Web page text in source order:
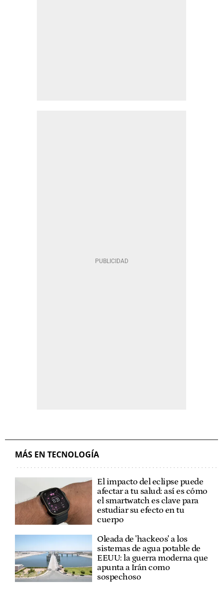
MÁS EN TECNOLOGÍA
El impacto del eclipse puede
afectar a tu salud: así es cómo
el smartwatch es clave para
estudiar su efecto en tu
cuerpo
Oleada de 'hackeos' a los
sistemas de agua potable de
EEUU: la guerra moderna que
apunta a Irán como
sospechoso